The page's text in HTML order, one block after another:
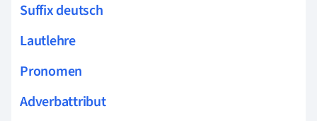
Suffix deutsch
Lautlehre
Pronomen
Adverbattribut